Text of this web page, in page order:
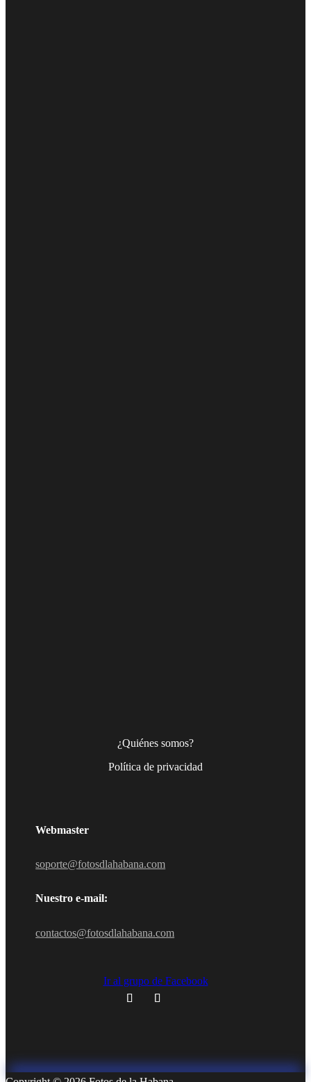
¿Quiénes somos?
Política de privacidad
Webmaster
soporte@fotosdlahabana.com
Nuestro e-mail:
contactos@fotosdlahabana.com
Ir al grupo de Facebook